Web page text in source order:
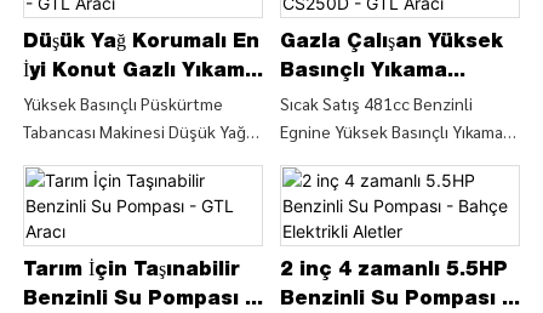
Benzinli Yüksek Basınçlı Yıkama
Makinesi Benzinli Basınçlı
Yıkama Makinesi Hakkında
Detayları ve Fiyatı Bul Güçlü
200bar 9HP Benzinli Yüksek
Silindirli, 4- Stroklu, Hava
Soğutmalı Benzinli Motor
(CS200B) - CHINA GTL TOOLS
LIMITED
Basınçlı Yıkama Makinesi
Hakkında Ayrıntıları ve Fiyatını
250bar 3600psi 6pH
Makinesi'nden Bul 296cc
Benzinli Temiz Ekipman/Benzinli
(CS200D) - CHINA GTL TOOLS
SINIRLI
Düşük Yağ Korumalı En
İyi Konut Gazlı Yıkama
Makinesi - GTL Aracı
Yüksek Basınçlı Püskürtme
Tabancası Makinesi Düşük Yağ
Makinesi (CS180G), Yüksek
Basınçlı Püskürtme Tabancası
Makinesi Düşük Yağ Korumalı
Yüksek Basınçlı Yıkama Makinesi
(CS180G) Su Temizleyici
Gazla Çalışan Yüksek
Basınçlı Yıkama
Motoru CS250D - GTL
Aracı
Sıcak Satış 481cc Benzinli
Egnine Yüksek Basınçlı Yıkama
Taşınabilir Yüksek Basınçlı Su
Temizleyici, Benzinli Basınçlı
Yıkama Makinesi (CS250D),
Sıcak Satıştan Su Temizleyici
Temizleme Makinesi Hakkında
Tarım İçin Taşınabilir
Benzinli Su Pompası -
2 inç 4 zamanlı 5.5HP
Benzinli Su Pompası -